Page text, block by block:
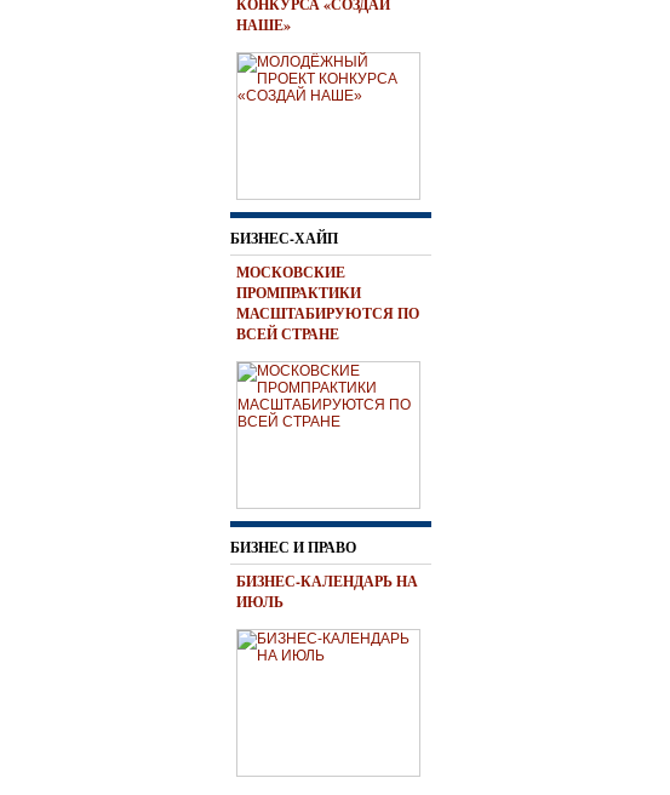
КОНКУРСА «СОЗДАЙ
НАШЕ»
БИЗНЕС-ХАЙП
МОСКОВСКИЕ
ПРОМПРАКТИКИ
МАСШТАБИРУЮТСЯ ПО
ВСЕЙ СТРАНЕ
БИЗНЕС И ПРАВО
БИЗНЕС-КАЛЕНДАРЬ НА
ИЮЛЬ